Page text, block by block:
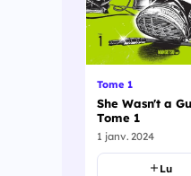
Tome 1
She Wasn't a
Tome 1
1 janv. 2024
Lu